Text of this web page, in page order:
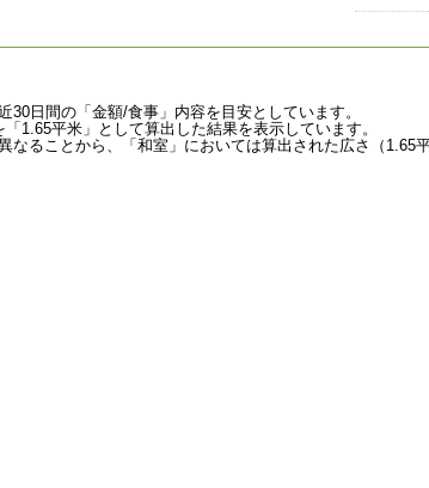
日間の「金額/食事」内容を目安としています。
1.65平米」として算出した結果を表示しています。
ることから、「和室」においては算出された広さ（1.65